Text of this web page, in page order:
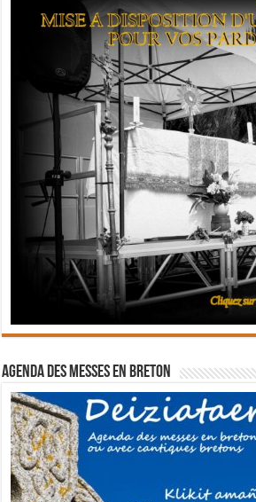
Agenda des messes en breton